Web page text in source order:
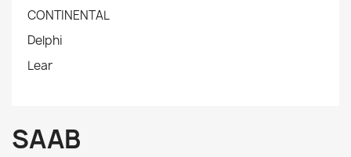
CONTINENTAL
Delphi
Lear
SAAB